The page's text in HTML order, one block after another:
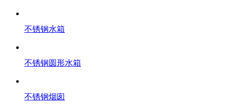
不锈钢水箱
不锈钢圆形水箱
不锈钢烟囱